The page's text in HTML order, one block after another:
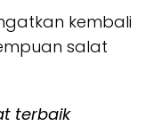
kembali
salat
terbaik